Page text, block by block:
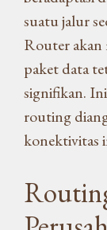
suatu jalur
Router akan
paket data
signifikan.
routing
konektivitas